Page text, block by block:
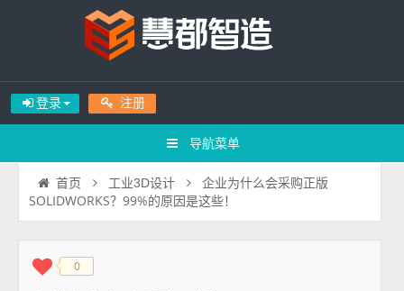
登录 注册
导航菜单
首页 工业3D设计
企业为什么会采购正版
SOLIDWORKS？99%的原因是这些！
◆◆ 0